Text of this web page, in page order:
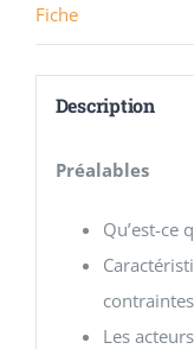
Fiche
Description
Préalables
Qu’est-ce
Les